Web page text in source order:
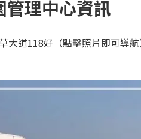
管理中心資訊
大道118好（點擊照片即可導